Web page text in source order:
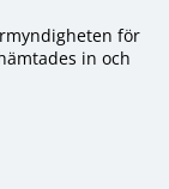
för
in och